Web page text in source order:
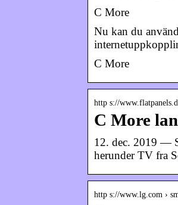
C More
Nu kan du
C More
http s://
C More
12. dec. 2019 —
herunder TV fra
http s://www.lg.com ›